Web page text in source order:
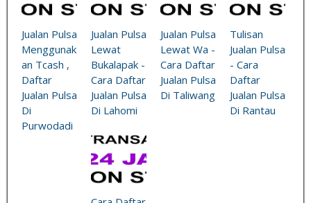
Jualan Pulsa
Menggunak
an Tcash ,
Daftar
Jualan Pulsa
Di
Purwodadi
Jualan Pulsa
Lewat
Bukalapak -
Cara Daftar
Jualan Pulsa
Di Lahomi
Jualan Pulsa
Lewat Wa -
Cara Daftar
Jualan Pulsa
Di Taliwang
Tulisan
Jualan Pulsa
- Cara
Daftar
Jualan Pulsa
Di Rantau